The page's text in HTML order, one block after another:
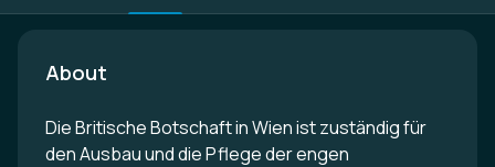
About
Die Britische Botschaft in Wien ist zuständig für
den Ausbau und die Pflege der engen